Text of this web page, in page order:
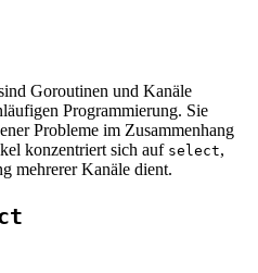
Goroutinen und Kanäle
Programmierung. Sie
Probleme im Zusammenhang
konzentriert sich auf select,
mehrerer Kanäle dient.